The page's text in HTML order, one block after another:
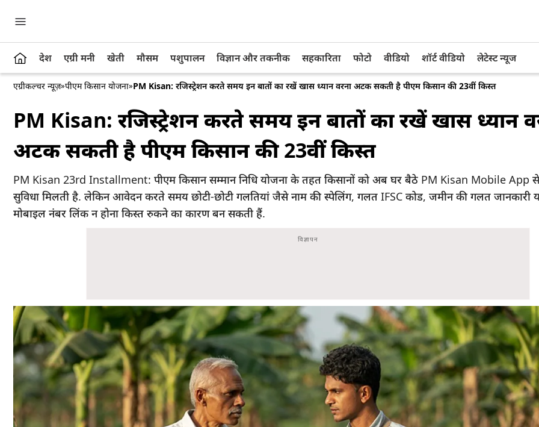
देश एग्री मनी खेती मौसम पशुपालन विज्ञान और तकनीक सहकारिता फोटो वीडियो शॉर्ट वीडियो लेटेस्ट न्यूज
एग्रीकल्चर न्यूज़»पीएम किसान योजना»PM Kisan: रजिस्ट्रेशन करते समय इन बातों का रखें खास ध्यान वरना अटक सकती है पीएम किसान की 23वीं किस्त
PM Kisan: रजिस्ट्रेशन करते समय इन बातों का रखें खास ध्यान
अटक सकती है पीएम किसान की 23वीं किस्त
PM Kisan 23rd Installment: पीएम किसान सम्मान निधि योजना के तहत किसानों को अब घर बैठे PM Kisan Mobile App से
सुविधा मिलती है. लेकिन आवेदन करते समय छोटी-छोटी गलतियां जैसे नाम की स्पेलिंग, गलत IFSC कोड, जमीन की गलत जानकारी
मोबाइल नंबर लिंक न होना किस्त रुकने का कारण बन सकती हैं.